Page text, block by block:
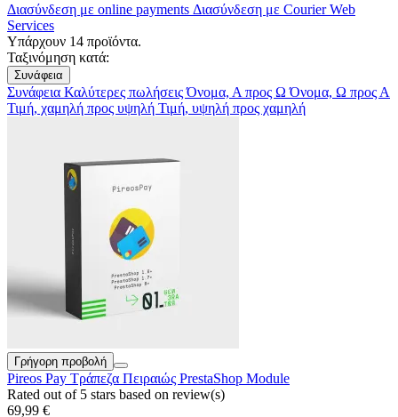
Διασύνδεση με online payments Διασύνδεση με Courier Web
Services
Υπάρχουν 14 προϊόντα.
Ταξινόμηση κατά:
Συνάφεια
Συνάφεια Καλύτερες πωλήσειςΌνομα, Α προς ΩΌνομα, Ω προς Α
Τιμή, χαμηλή προς υψηλή Τιμή, υψηλή προς χαμηλή
Γρήγορη προβολή
Pireos Pay Τράπεζα Πειραιώς PrestaShop Module
Rated out of 5 stars based on review(s)
69,99 €